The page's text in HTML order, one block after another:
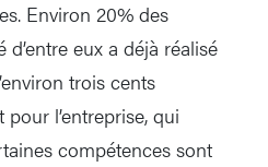
Environ 20% des
eux a déjà réalisé
trois cents
l’entreprise, qui
compétences sont